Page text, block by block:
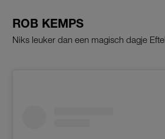
ROB KEMPS
Niks leuker dan een magisch dagje